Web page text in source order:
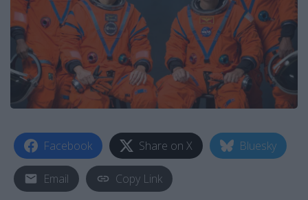
Facebook Share on X Bluesky
Email Copy Link